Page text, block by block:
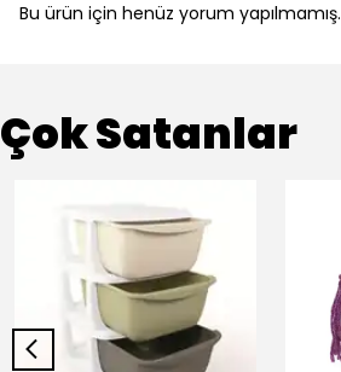
Bu ürün için henüz yorum yapılmamış.
Çok Satanlar